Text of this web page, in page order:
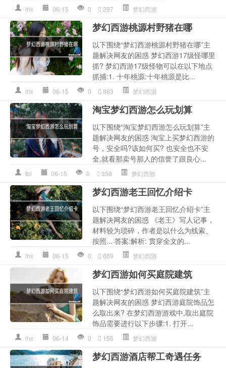
lhx 06-15 0 297 梦幻西游
梦幻西游桃源村野猪在哪
以下围绕“梦幻西游桃源村野猪在哪”主
题解决网友的困惑 梦幻西游17级怪哪里
抓? 梦幻西游17级怪物可以在以下地点
抓捕:1. 十年桃源:十年桃源是比...
lhx 06-15 0 893 梦幻西游
淘宝梦幻西游怎么玩划算
以下围绕“淘宝梦幻西游怎么玩划算”主
题解决网友的困惑 淘宝上买梦幻西游的
号，安全吗?该如何买? 也安全也不安
全,就看那卖号那人的信誉了跟良心...
tbl 06-15 0 358 梦幻西游
梦幻西游老王回忆介绍卡
以下围绕“梦幻西游老王回忆介绍卡”主
题解决网友的困惑 《老王》写人记事，
材料较为琐碎，作者是以什么为线索、
按照... 答案:解析: 贯穿全文的...
lhx 06-15 0 669 梦幻西游
梦幻西游如何买庭院建筑
以下围绕“梦幻西游如何买庭院建筑”主
题解决网友的困惑 梦幻西游庭院饰品怎
么取出来? 在梦幻西游游戏中,取出庭院
饰品需要进行以下步骤:1. 打开...
lhx 06-14 0 156 梦幻西游
梦幻西游酒店帮工奇遇任务